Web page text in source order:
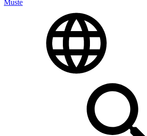
Muste